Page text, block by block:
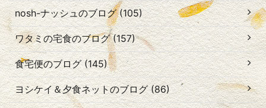
nosh-ナッシュのブログ (105)
ワタミの宅食のブログ (157)
食宅便のブログ (145)
ヨシケイ＆夕食ネットのブログ (86)